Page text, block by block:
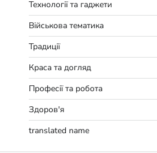
Технології та гаджети
Військова тематика
Традиції
Краса та догляд
Професії та робота
Здоров'я
translated name